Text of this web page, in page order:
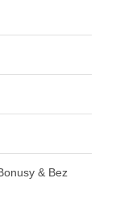
& Bez